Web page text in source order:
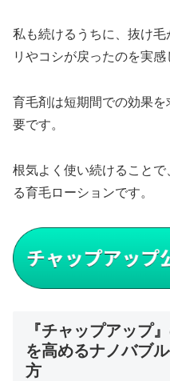
私も続けるうちに、抜け
リやコシが戻ったのを実感
育毛剤は短期間での効果
要です。
根気よく使い続けること
る育毛ローションです。
『チャップアップ
を高めるナノバブ
方